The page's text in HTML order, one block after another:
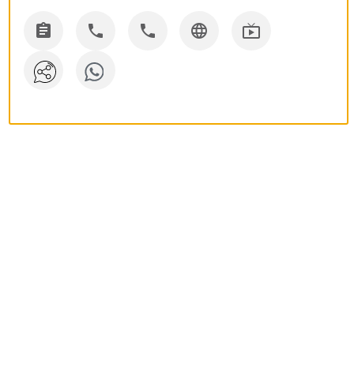
    